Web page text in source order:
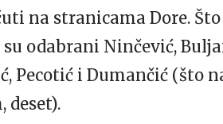
na stranicama Dore.
su odabrani Ninčević,
Pecotić i Dumančić (što
deset).